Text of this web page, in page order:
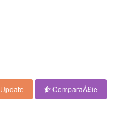
Update
ComparaÅ£ie